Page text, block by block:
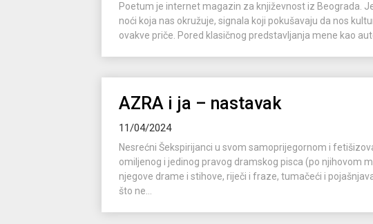
Poetum je internet magazin za književnost iz Beograda.
noći koja nas okružuje, signala koji pokušavaju da nos
ovakve priče. Pored klasičnog predstavljanja mene kao
AZRA i ja – nastavak
11/04/2024
Nesrećni Šekspirijanci u svom samoprijegornom i
omiljenog i jedinog pravog dramskog pisca (po njihovom
njegove drame i stihove, riječi i fraze, tumačeći i
što ne...